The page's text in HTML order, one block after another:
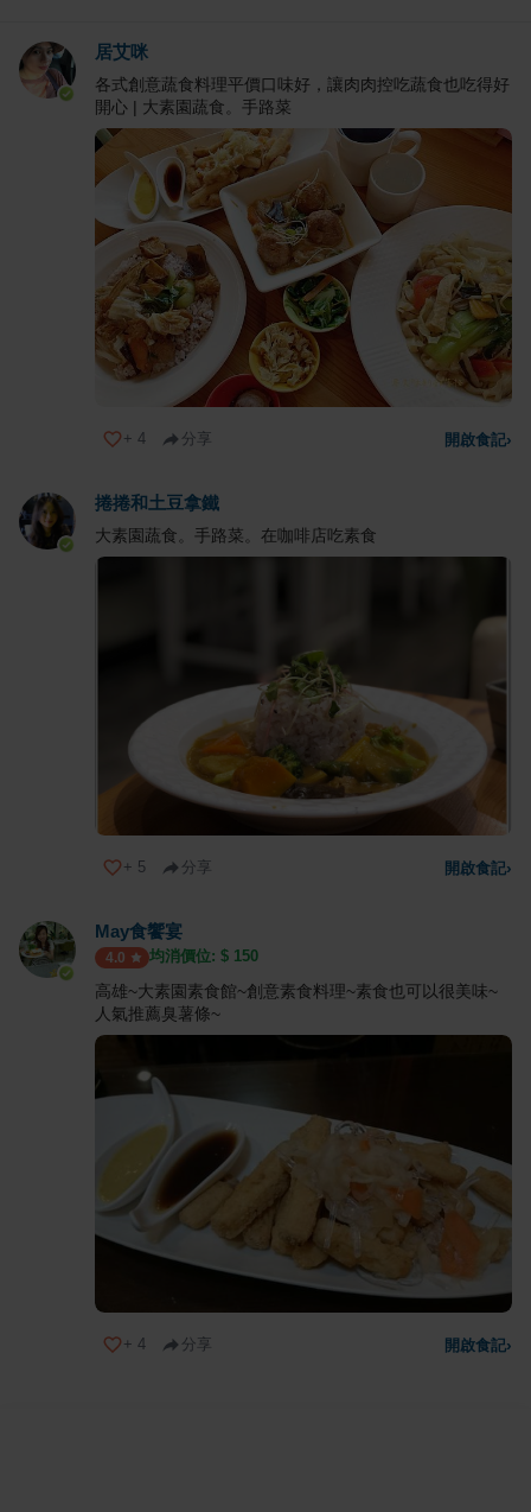
居艾咪
各式創意蔬食料理平價口味好，讓肉肉控吃蔬食也吃得好
開心 | 大素園蔬食。手路菜
+ 4 分享 開啟食記›
捲捲和土豆拿鐵
大素園蔬食。手路菜。在咖啡店吃素食
+ 5 分享 開啟食記›
May食饗宴
4.0 均消價位: $ 150
高雄~大素園素食館~創意素食料理~素食也可以很美味~
人氣推薦臭薯條~
+ 4 分享 開啟食記›